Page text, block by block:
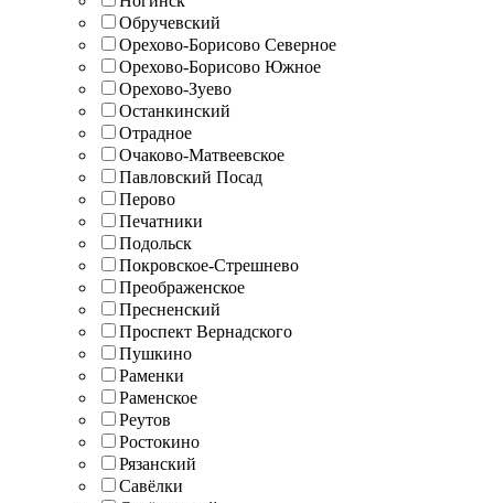
Обручевский
Орехово-Борисово Северное
Орехово-Борисово Южное
Орехово-Зуево
Останкинский
Отрадное
Очаково-Матвеевское
Павловский Посад
Перово
Печатники
Подольск
Покровское-Стрешнево
Преображенское
Пресненский
Проспект Вернадского
Пушкино
Раменки
Раменское
Реутов
Ростокино
Рязанский
Савёлки